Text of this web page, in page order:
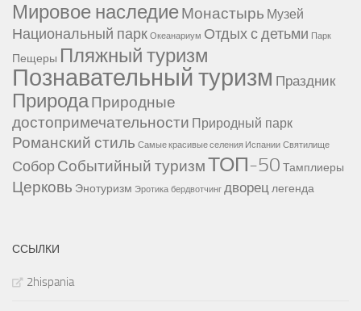
Мировое наследиеМонастырь Музей
Национальный парк Океанариум Отдых с детьми Парк
Пещеры Пляжный туризм
Познавательный туризм Праздник
ПриродаПриродные
достопримечательности Природный парк
Романский стиль Самые красивые селения Испании Святилище
СоборСобытийный туризмТОП-50 Тамплиеры
Церковь Энотуризм Эротика бердвотчинг дворецлегенда
ССЫЛКИ
2hispania